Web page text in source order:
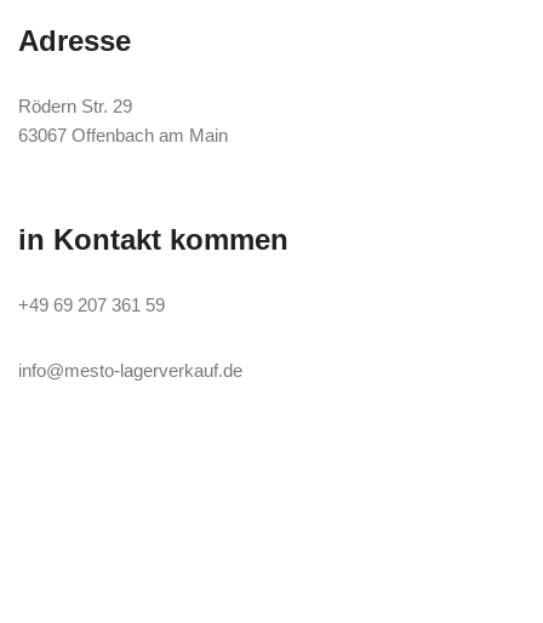
Adresse
Rödern Str. 29
63067 Offenbach am Main
in Kontakt kommen
+49 69 207 361 59
info@mesto-lagerverkauf.de